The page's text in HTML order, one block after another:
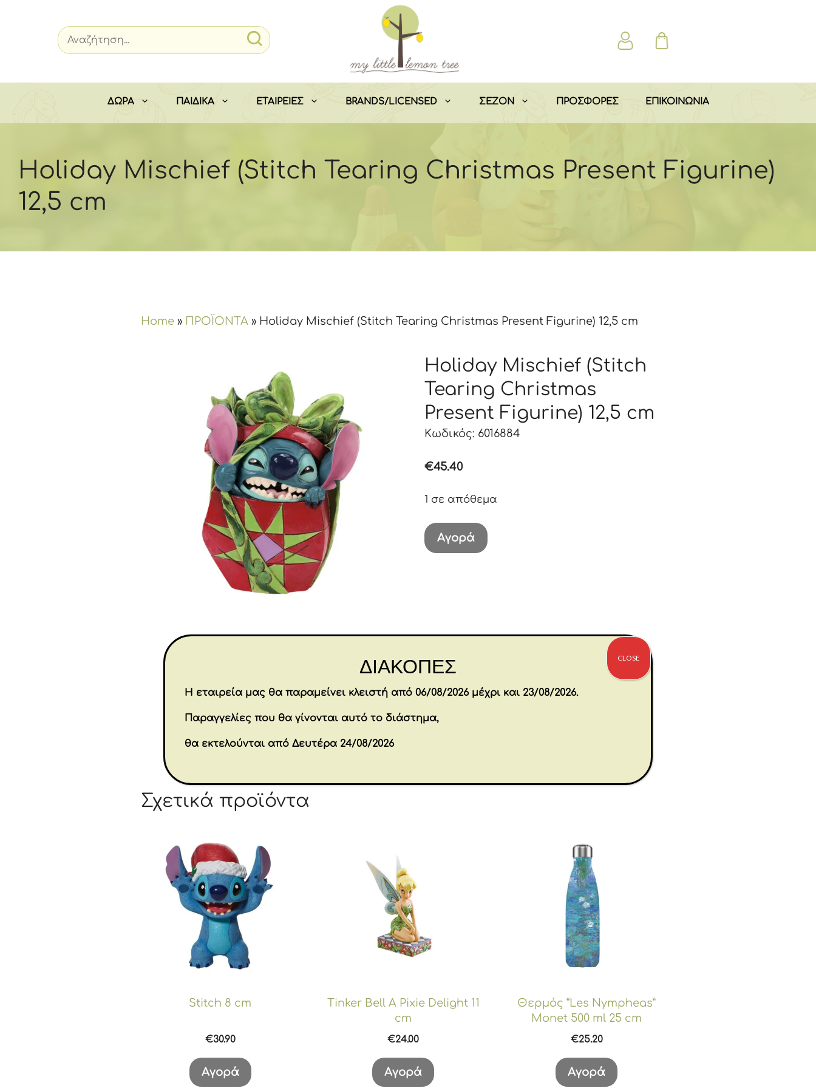
περιεχόμενο
ΔΩΡΑ ΠΑΙΔΙΚΑ ΕΤΑΙΡΕΙΕΣ BRANDS/LICENSED ΣEZON ΠΡΟΣΦΟΡΕΣ ΕΠΙΚΟΙΝΩΝΙΑ
Holiday Mischief (Stitch Tearing Christmas Present Figurine)
12,5 cm
Home » ΠΡΟΪΟΝΤΑ » Holiday Mischief (Stitch Tearing Christmas Present Figurine) 12,5 cm
Holiday Mischief (Stitch
Tearing Christmas
Present Figurine) 12,5 cm
Κωδικός: 6016884
€45.40
1 σε απόθεμα
Holiday
Mischief
Figurine)
cm
Αγορά
Διαστάσεις 8 × 9 × 12.5 cm
Brands
Εταιρία
Σχετικά προϊόντα
Stitch 8 cm
€30.90
Αγορά
Tinker Bell A Pixie Delight 11
cm
€24.00
Αγορά
Θερμός “Les Nympheas”
Monet 500 ml 25 cm
€25.20
Αγορά
ΔΙΑΚΟΠΕΣ
Η εταιρεία μας θα παραμείνει κλειστή από 06/08/2026 μέχρι και 23/08/2026.
Παραγγελίες που θα γίνονται αυτό το διάστημα,
θα εκτελούνται από Δευτέρα 24/08/2026
CLOSE